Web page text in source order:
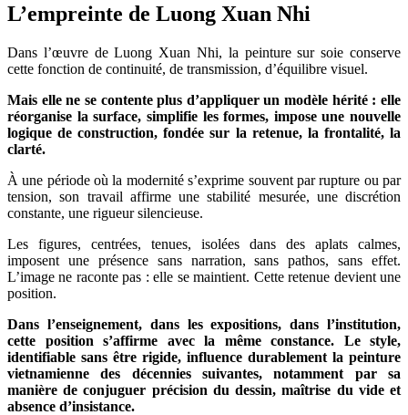
L’empreinte de Luong Xuan Nhi
Dans l’œuvre de Luong Xuan Nhi, la peinture sur soie conserve
cette fonction de continuité, de transmission, d’équilibre visuel.
Mais elle ne se contente plus d’appliquer un modèle hérité : elle
réorganise la surface, simplifie les formes, impose une nouvelle
logique de construction, fondée sur la retenue, la frontalité, la
clarté.
À une période où la modernité s’exprime souvent par rupture ou par
tension, son travail affirme une stabilité mesurée, une discrétion
constante, une rigueur silencieuse.
Les figures, centrées, tenues, isolées dans des aplats calmes,
imposent une présence sans narration, sans pathos, sans effet.
L’image ne raconte pas : elle se maintient. Cette retenue devient une
position.
Dans l’enseignement, dans les expositions, dans l’institution,
cette position s’affirme avec la même constance. Le style,
identifiable sans être rigide, influence durablement la peinture
vietnamienne des décennies suivantes, notamment par sa
manière de conjuguer précision du dessin, maîtrise du vide et
absence d’insistance.